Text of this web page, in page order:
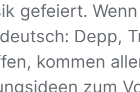
gefeiert.
Depp,
kommen
zum